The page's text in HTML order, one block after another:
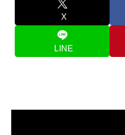
X
LINE